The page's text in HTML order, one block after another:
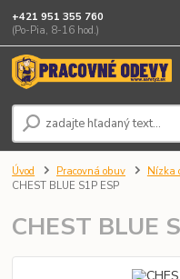
+421 951 355 760
(Po-Pia, 8-16 hod.)
Úvod Pracovná obuv Nízka
CHEST BLUE S1P ESP
CHEST BLUE